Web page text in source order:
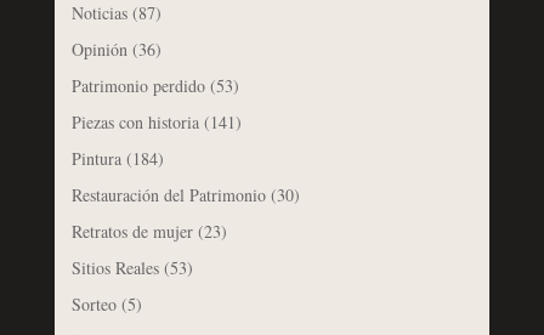
Noticias(87)
Opinión(36)
Patrimonio perdido(53)
Piezas con historia(141)
Pintura(184)
Restauración del Patrimonio(30)
Retratos de mujer(23)
Sitios Reales(53)
Sorteo(5)